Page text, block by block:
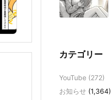
カテゴリー
YouTube (272)
お知らせ (1,364)